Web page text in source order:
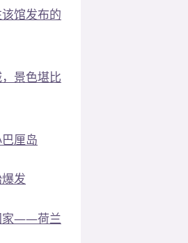
馆发布的
景色堪比
厘岛
发
家——荷兰